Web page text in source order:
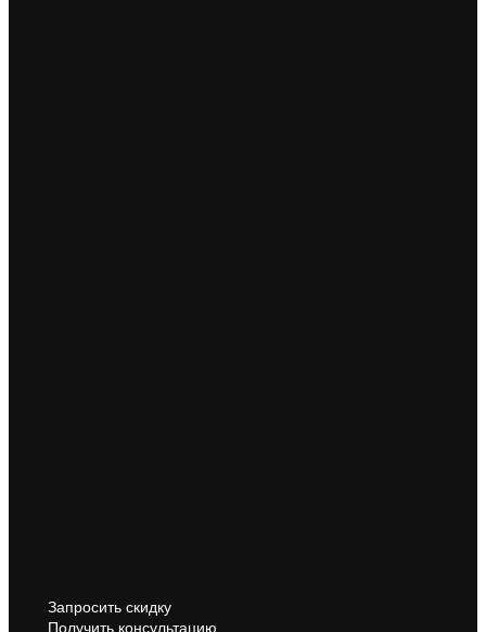
Запросить скидку
Получить консультацию